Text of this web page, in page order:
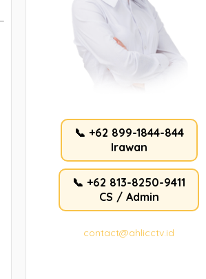
📞 +62 899-1844-844
Irawan
📞 +62 813-8250-9411
CS / Admin
contact@ahlicctv.id